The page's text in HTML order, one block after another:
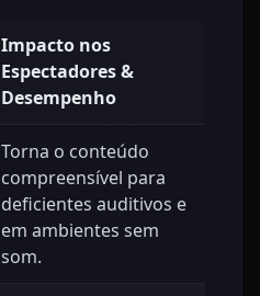
Impacto nos
Espectadores &
Desempenho
Torna o conteúdo
compreensível para
deficientes auditivos e
em ambientes sem
som.